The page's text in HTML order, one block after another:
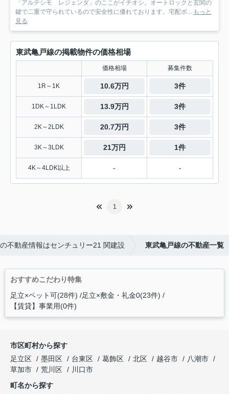
「アルテシモ レジェンダ」のここがイチオシ。オートロックと玄関の
鍵で二重で守られているので安全性に優れております。宅配ボ... もっと
見る
東武亀戸線の掲載物件の価格相場
価格相場 募集件数
1R～1K 10.6万円 3件
1DK～1LDK 13.9万円 3件
2K～2LDK 20.7万円 3件
3K～3LDK 21万円 1件
4K～4LDK以上 - -
1
不動産情報はセンチュリー21 関建設 東武亀戸線の不動産一覧
おすすめこだわり特集
足立×ペット可(28件) 足立×敷金・礼金0(23件)
【賃貸】事業用(0件)
市区町村から探す
足立区
墨田区 台東区 葛飾区 北区 越谷市
八潮市
草加市
荒川区
川口市
町名から探す